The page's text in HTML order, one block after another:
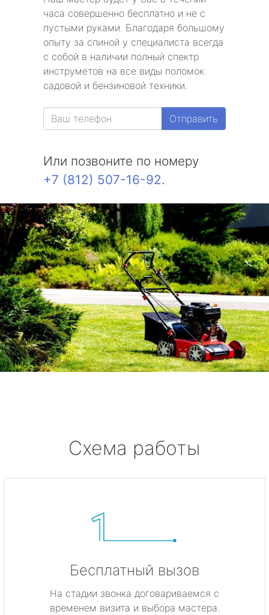
часа совершенно бесплатно и не с
пустыми руками. Благодаря большому
опыту за спиной у специалиста всегда
с собой в наличии полный спектр
инструметов на все виды поломок
садовой и бензиновой техники.
Отправить
Или позвоните по номеру
+7 (812) 507-16-92.
Схема работы
Бесплатный вызов
На стадии звонка договариваемся с
временем визита и выбора мастера.